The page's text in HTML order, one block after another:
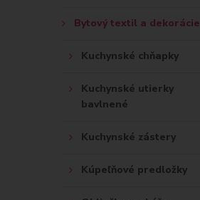
Bytový textil a dekorácie
Kuchynské chňapky
Kuchynské utierky
bavlnené
Kuchynské zástery
Kúpeľňové predložky